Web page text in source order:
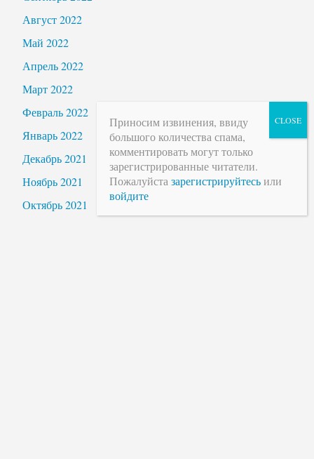
Август 2022
Май 2022
Апрель 2022
Март 2022
Февраль 2022
Январь 2022
Декабрь 2021
Ноябрь 2021
Октябрь 2021
Приносим извинения, ввиду
большого количества спама,
комментировать могут только
зарегистрированные читатели.
Пожалуйста зарегистрируйтесьили
войдите